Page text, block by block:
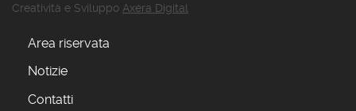
Creatività e Sviluppo Axera Digital
Area riservata
Notizie
Contatti